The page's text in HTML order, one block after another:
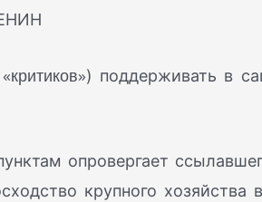
«критиков») поддерживать в
опровергает
крупного хозяйства